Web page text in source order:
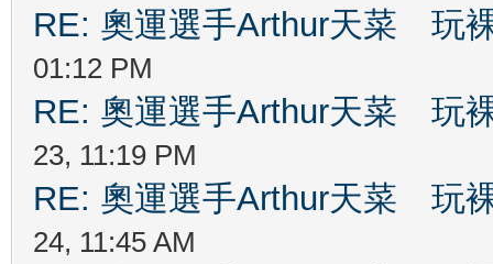
RE: 奧運選手Arthur天菜 玩
01:12 PM
RE: 奧運選手Arthur天菜 玩
23, 11:19 PM
RE: 奧運選手Arthur天菜 玩
24, 11:45 AM